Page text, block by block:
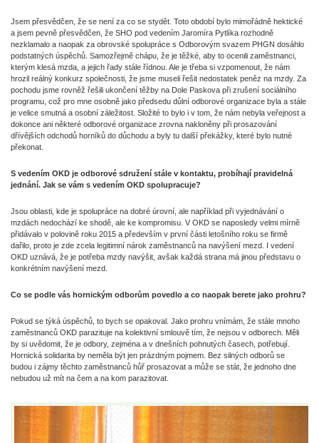
Jsem přesvědčen, že se není za co se stydět. Toto období bylo mimořádně hektické
a jsem pevně přesvědčen, že SHO pod vedením Jaromíra Pytlíka rozhodně
nezklamalo a naopak za obrovské spolupráce s Odborovým svazem PHGN dosáhlo
podstatných úspěchů. Samozřejmě chápu, že je těžké, aby to ocenili zaměstnanci,
kterým klesá mzda, a jejich řady stále řídnou. Ale je třeba si vzpomenout, že nám
hrozil reálný konkurz společnosti, že jsme museli řešit nedostatek peněz na mzdy. Za
pochodu jsme rovněž řešili ukončení těžby na Dole Paskova při zrušení sociálního
programu, což pro mne osobně jako předsedu důlní odborové organizace byla a stále
je velice smutná a osobní záležitost. Složité to bylo i v tom, že nám nebyla veřejnost a
dokonce ani některé odborové organizace zrovna nakloněny při prosazování
dřívějších odchodů horníků do důchodu a byly tu další překážky, které bylo nutné
překonat.
S vedením OKD je odborové sdružení stále v kontaktu, probíhají pravidelná
jednání. Jak se vám s vedením OKD spolupracuje?
Jsou oblasti, kde je spolupráce na dobré úrovní, ale například při vyjednávání o
mzdách nedochází ke shodě, ale ke kompromisu. V OKD se naposledy velmi mírně
přidávalo v polovině roku 2015 a především v první části letošního roku se firmě
dařilo, proto je zde zcela legitimní nárok zaměstnanců na navýšení mezd. I vedení
OKD uznává, že je potřeba mzdy navýšit, avšak každá strana má jinou představu o
konkrétním navýšení mezd.
Co se podle vás hornickým odborům povedlo a co naopak berete jako prohru?
Pokud se týká úspěchů, to bych se opakoval. Jako prohru vnímám, že stále mnoho
zaměstnanců OKD parazituje na kolektivní smlouvě tím, že nejsou v odborech. Měli
by si uvědomit, že je odbory, zejména a v dnešních pohnutých časech, potřebují.
Hornická solidarita by neměla být jen prázdným pojmem. Bez silných odborů se
budou i zájmy těchto zaměstnanců hůř prosazovat a může se stát, že jednoho dne
nebudou už mít na čem a na kom parazitovat.